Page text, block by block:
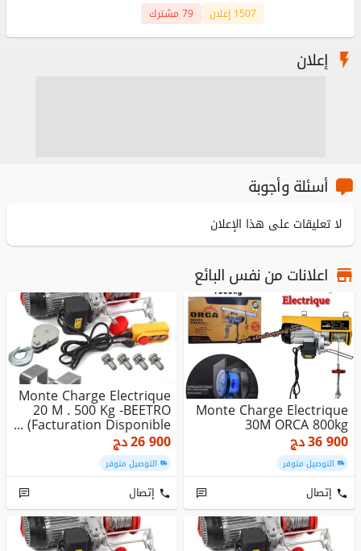
1507 إعلان 79 مشترك
إعلان
أسئلة وأجوبة
لا تعليقات على هذا الإعلان
اعلانات من نفس البائع
Monte Charge Electrique
30M ORCA 800kg
36 900دج
التوصيل متوفر
إتصال
Monte Charge Electrique
20 M . 500 Kg -BEETRO
(Facturation Disponible ...
26 900دج
التوصيل متوفر
إتصال